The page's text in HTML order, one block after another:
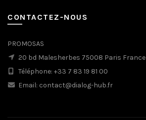
CONTACTEZ-NOUS
PROMOSAS
20 bd Malesherbes 75008 Paris France
Téléphone: +33 7 83 19 81 00
Email: contact@dialog-hub.fr